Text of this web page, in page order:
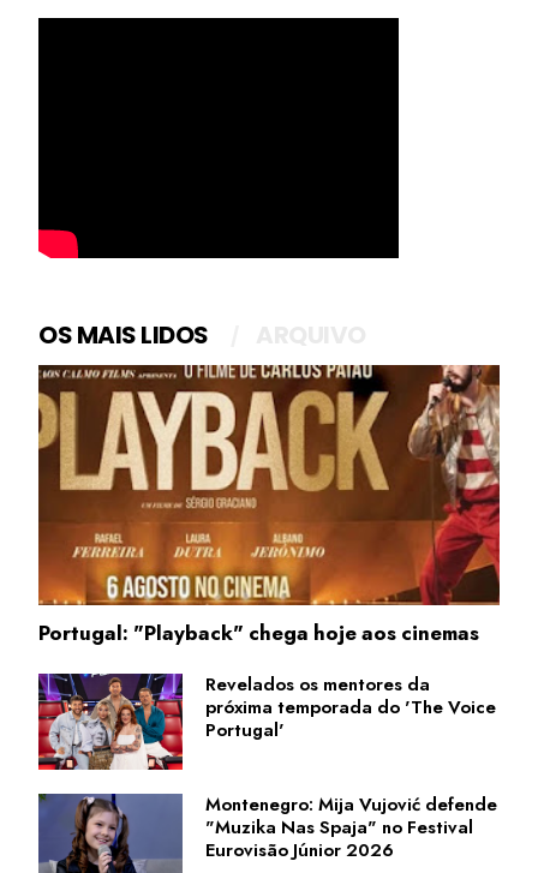
OS MAIS LIDOS
Portugal: "Playback" chega hoje aos cinemas
Revelados os mentores da
próxima temporada do 'The Voice
Portugal'
Montenegro: Mija Vujović defende
"Muzika Nas Spaja" no Festival
Eurovisão Júnior 2026